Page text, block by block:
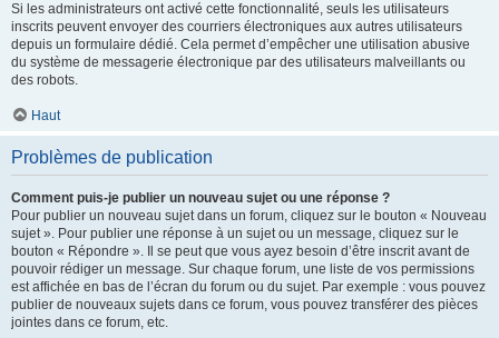
Si les administrateurs ont activé cette fonctionnalité, seuls les utilisateurs
inscrits peuvent envoyer des courriers électroniques aux autres utilisateurs
depuis un formulaire dédié. Cela permet d’empêcher une utilisation abusive
du système de messagerie électronique par des utilisateurs malveillants ou
des robots.
Haut
Problèmes de publication
Comment puis-je publier un nouveau sujet ou une réponse ?
Pour publier un nouveau sujet dans un forum, cliquez sur le bouton « Nouveau
sujet ». Pour publier une réponse à un sujet ou un message, cliquez sur le
bouton « Répondre ». Il se peut que vous ayez besoin d’être inscrit avant de
pouvoir rédiger un message. Sur chaque forum, une liste de vos permissions
est affichée en bas de l’écran du forum ou du sujet. Par exemple : vous pouvez
publier de nouveaux sujets dans ce forum, vous pouvez transférer des pièces
jointes dans ce forum, etc.